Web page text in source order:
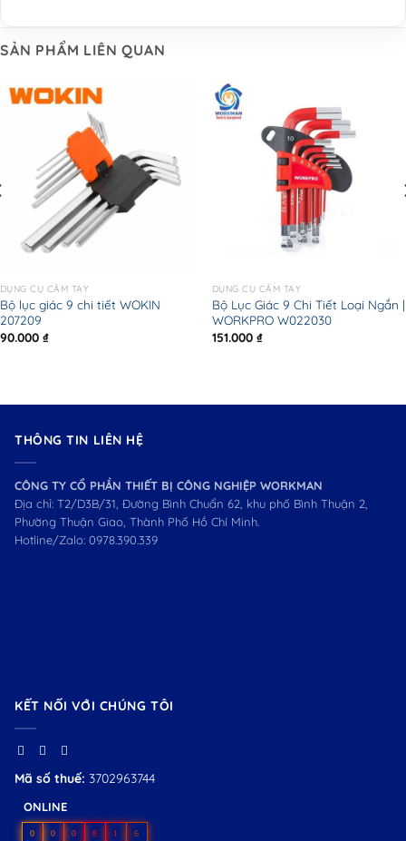
SẢN PHẨM LIÊN QUAN
DỤNG CỤ CẦM TAY
Bộ lục giác 9 chi tiết WOKIN
207209
90.000 ₫
DỤNG CỤ CẦM TAY
Bộ Lục Giác 9 Chi Tiết Loại Ngắn |
WORKPRO W022030
151.000 ₫
THÔNG TIN LIÊN HỆ
CÔNG TY CỔ PHẦN THIẾT BỊ CÔNG NGHIỆP WORKMAN
Địa chỉ: T2/D3B/31, Đường Bình Chuẩn 62, khu phố Bình Thuận 2,
Phường Thuận Giao, Thành Phố Hồ Chí Minh.
Hotline/Zalo: 0978.390.339
KẾT NỐI VỚI CHÚNG TÔI
Mã số thuế: 3702963744
ONLINE
0 0 0 8 1 6